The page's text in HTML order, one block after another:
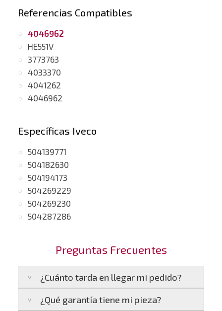
Referencias Compatibles
4046962
HE551V
3773763
4033370
4041262
4046962
Específicas Iveco
504139771
504182630
504194173
504269229
504269230
504287286
Preguntas Frecuentes
¿Cuánto tarda en llegar mi pedido?
Península:Entregamos en un plazo estimado
¿Qué garantía tiene mi pieza?